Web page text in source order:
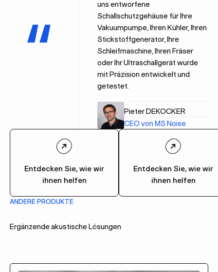
uns entworfene
Schallschutzgehäuse für Ihre
Vakuumpumpe, Ihren Kühler, Ihren
Stickstoffgenerator, Ihre
Schleifmaschine, Ihren Fräser
oder Ihr Ultraschallgerät wurde
mit Präzision entwickelt und
getestet.
Pieter DEKOCKER
CEO von MS Noise
Entdecken Sie, wie wir
ihnen helfen
Entdecken Sie, wie wir
ihnen helfen
ANDERE PRODUKTE
Ergänzende akustische Lösungen